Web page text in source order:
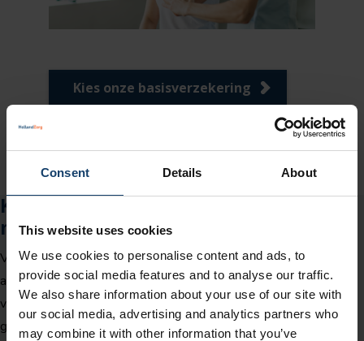
Consent Details About
This website uses cookies
We use cookies to personalise content and ads, to
provide social media features and to analyse our traffic.
We also share information about your use of our site with
our social media, advertising and analytics partners who
may combine it with other information that you’ve
Kies onze basisverzekering
Kies Compact: extra zekerheid voor
maar € 3,75 per maand
Voor extra zorg kies je een aanvullende verzekering. Want wat
als je plotseling kiespijn krijgt, of je hebt fysiotherapie nodig
voor een blessure? Dan is het prettig dat deze zorg wordt
geregeld. De aanvullende verzekering Compact vergoedt: